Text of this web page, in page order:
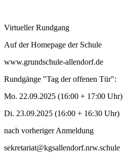
Virtueller Rundgang
Auf der Homepage der Schule
www.grundschule-allendorf.de
Rundgänge "Tag der offenen Tür":
Mo. 22.09.2025 (16:00 + 17:00 Uhr)
Di. 23.09.2025 (16:00 + 16:30 Uhr)
nach vorheriger Anmeldung
sekretariat@kgsallendorf.nrw.schule